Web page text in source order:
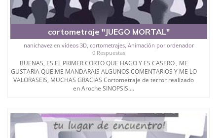
cortometraje "JUEGO MORTAL"
nanichavezen vídeos 3D, cortometrajes, Animación por ordenador
0 Respuestas
BUENAS, ES EL PRIMER CORTO QUE HAGO Y ES CASERO , ME
GUSTARIA QUE ME MANDARAIS ALGUNOS COMENTARIOS Y ME LO
VALORASEIS, MUCHAS GRACIAS Cortometraje de terror realizado
en Aroche SINOPSIS:...